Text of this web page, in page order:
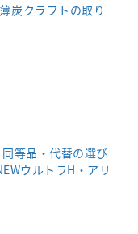
炭クラフトの取り
等品・代替の選び
ウルトラH・アリ